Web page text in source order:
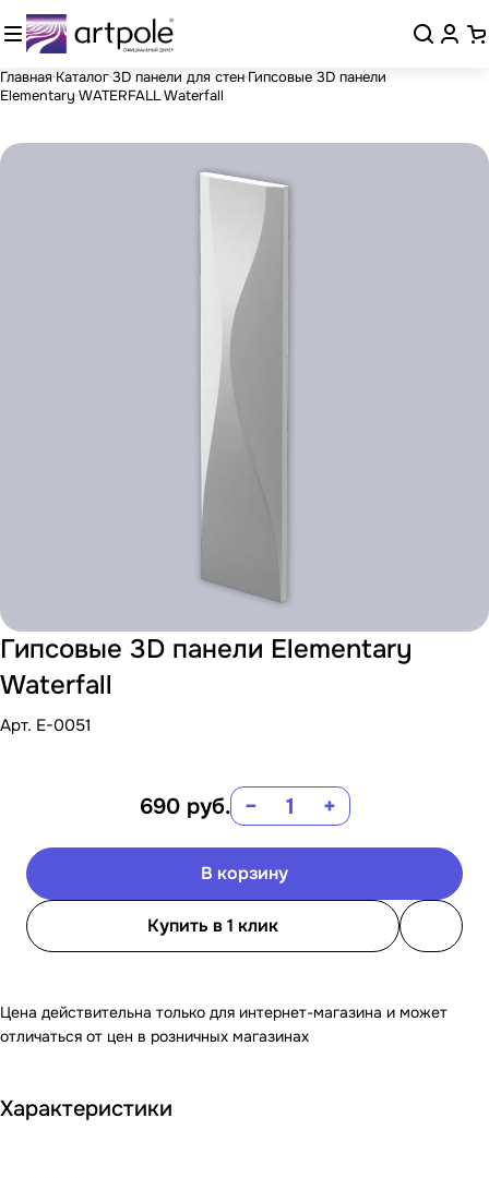
Главная Каталог3D панели для стен Гипсовые 3D панели
Elementary WATERFALL Waterfall
Гипсовые 3D панели Elementary
Waterfall
Арт. E-0051
690 руб. − +
В корзину
Купить в 1 клик
Цена действительна только для интернет-магазина и может
отличаться от цен в розничных магазинах
Характеристики